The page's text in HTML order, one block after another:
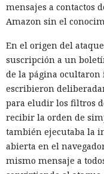
mensajes a contactos
Amazon sin el
En el origen del
suscripción a un
de la página ocultaron
escribieron
para eludir los filtros
recibir la orden de
también ejecutaba la
abierta en el
mismo mensaje a